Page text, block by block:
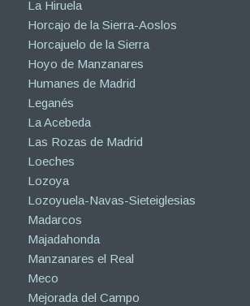
La Hiruela
Horcajo de la Sierra-Aoslos
Horcajuelo de la Sierra
Hoyo de Manzanares
Humanes de Madrid
Leganés
La Acebeda
Las Rozas de Madrid
Loeches
Lozoya
Lozoyuela-Navas-Sieteiglesias
Madarcos
Majadahonda
Manzanares el Real
Meco
Mejorada del Campo